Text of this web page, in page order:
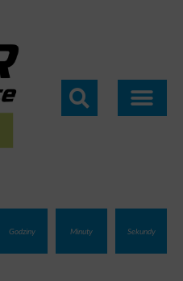
Godziny Minuty Sekundy